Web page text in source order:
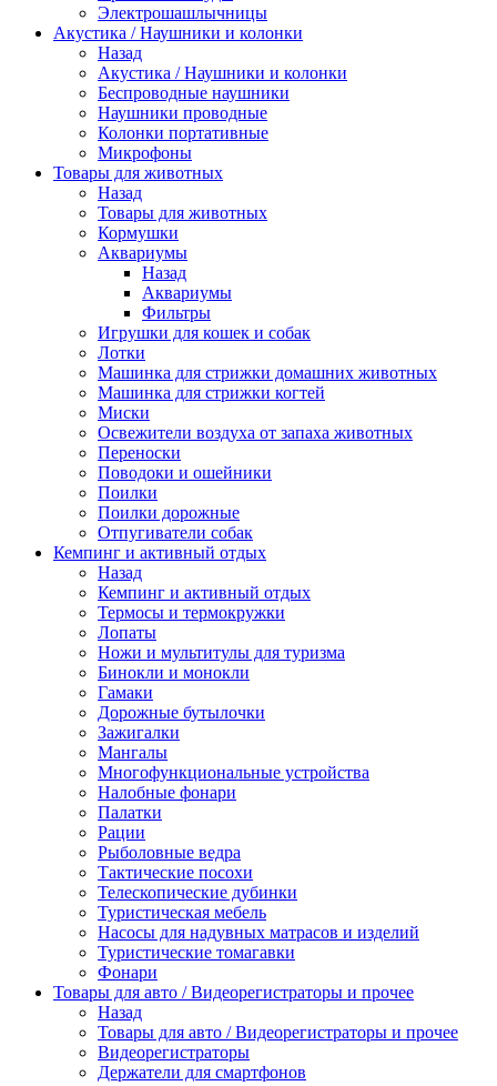
Электрошашлычницы
Акустика / Наушники и колонки
Назад
Акустика / Наушники и колонки
Беспроводные наушники
Наушники проводные
Колонки портативные
Микрофоны
Товары для животных
Назад
Товары для животных
Кормушки
Аквариумы
Назад
Аквариумы
Фильтры
Игрушки для кошек и собак
Лотки
Машинка для стрижки домашних животных
Машинка для стрижки когтей
Миски
Освежители воздуха от запаха животных
Переноски
Поводоки и ошейники
Поилки
Поилки дорожные
Отпугиватели собак
Кемпинг и активный отдых
Назад
Кемпинг и активный отдых
Термосы и термокружки
Лопаты
Ножи и мультитулы для туризма
Бинокли и монокли
Гамаки
Дорожные бутылочки
Зажигалки
Мангалы
Многофункциональные устройства
Налобные фонари
Палатки
Рации
Рыболовные ведра
Тактические посохи
Телескопические дубинки
Туристическая мебель
Насосы для надувных матрасов и изделий
Туристические томагавки
Фонари
Товары для авто / Видеорегистраторы и прочее
Назад
Товары для авто / Видеорегистраторы и прочее
Видеорегистраторы
Держатели для смартфонов